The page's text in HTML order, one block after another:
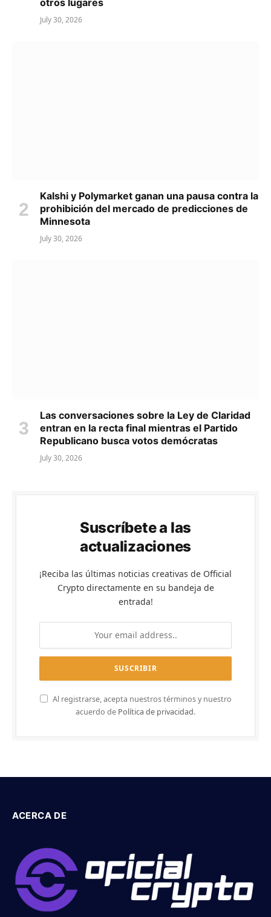
July 30, 2026
Kalshi y Polymarket ganan una pausa contra la
prohibición del mercado de predicciones de
Minnesota
July 30, 2026
Las conversaciones sobre la Ley de Claridad
entran en la recta final mientras el Partido
Republicano busca votos demócratas
July 30, 2026
Suscríbete a las
actualizaciones
¡Reciba las últimas noticias creativas de Official
Crypto directamente en su bandeja de
entrada!
Al registrarse, acepta nuestros términos y nuestro
acuerdo de Política de privacidad.
ACERCA DE